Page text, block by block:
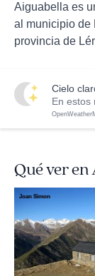
Aiguabella es
al municipio de
provincia de
cielo
En estos
Qué ver
Joan Simon